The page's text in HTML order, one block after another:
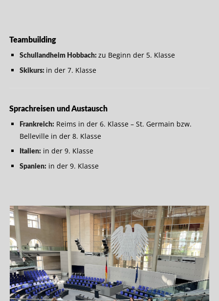
Teambuilding
Schullandheim Hobbach: zu Beginn der 5. Klasse
Skikurs: in der 7. Klasse
Sprachreisen und Austausch
Frankreich: Reims in der 6. Klasse – St. Germain bzw.
Belleville in der 8. Klasse
Italien: in der 9. Klasse
Spanien: in der 9. Klasse